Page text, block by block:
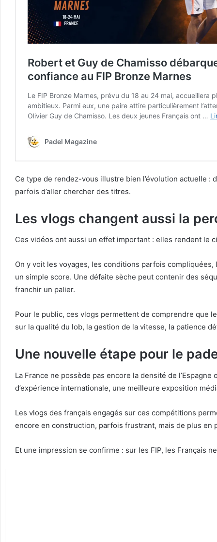
Ce type de rendez-vous illustre bien l’évolution actuelle :
parfois d’aller chercher des titres.
Les vlogs changent aussi la
Ces vidéos ont aussi un effet important : elles rendent le
On y voit les voyages, les conditions parfois
un simple score. Une défaite sèche peut contenir des
franchir un palier.
Pour le public, ces vlogs permettent de comprendre que
sur la qualité du lob, la gestion de la vitesse, la patience
Une nouvelle étape pour le
La France ne possède pas encore la densité de
d’expérience internationale, une meilleure exposition
Les vlogs des français engagés sur ces compétitions
encore en construction, parfois frustrant, mais de plus en
Et une impression se confirme : sur les FIP, les Français